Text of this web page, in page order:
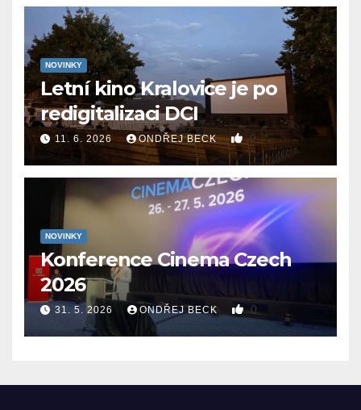
NOVINKY
Letní kino Kralovice je po
redigitalizaci DCI
11. 6. 2026 ONDŘEJ BECK 0
NOVINKY
Konference Cinema Czech
2026
31. 5. 2026 ONDŘEJ BECK 0